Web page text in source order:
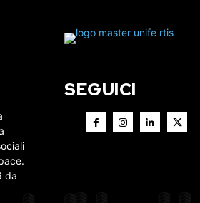
da
SEGUICI